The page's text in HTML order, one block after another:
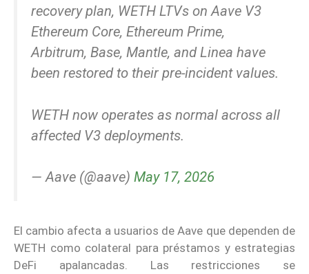
recovery plan, WETH LTVs on Aave V3
Ethereum Core, Ethereum Prime,
Arbitrum, Base, Mantle, and Linea have
been restored to their pre-incident values.
WETH now operates as normal across all
affected V3 deployments.
— Aave (@aave) May 17, 2026
El cambio afecta a usuarios de Aave que dependen de
WETH como colateral para préstamos y estrategias
DeFi apalancadas. Las restricciones se